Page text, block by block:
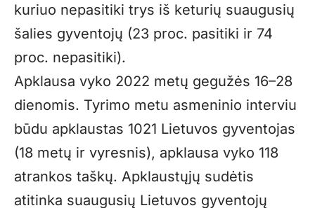
kuriuo nepasitiki trys iš keturių suaugusių
šalies gyventojų (23 proc. pasitiki ir 74
proc. nepasitiki).
Apklausa vyko 2022 metų gegužės 16–28
dienomis. Tyrimo metu asmeninio interviu
būdu apklaustas 1021 Lietuvos gyventojas
(18 metų ir vyresnis), apklausa vyko 118
atrankos taškų. Apklaustųjų sudėtis
atitinka suaugusių Lietuvos gyventojų